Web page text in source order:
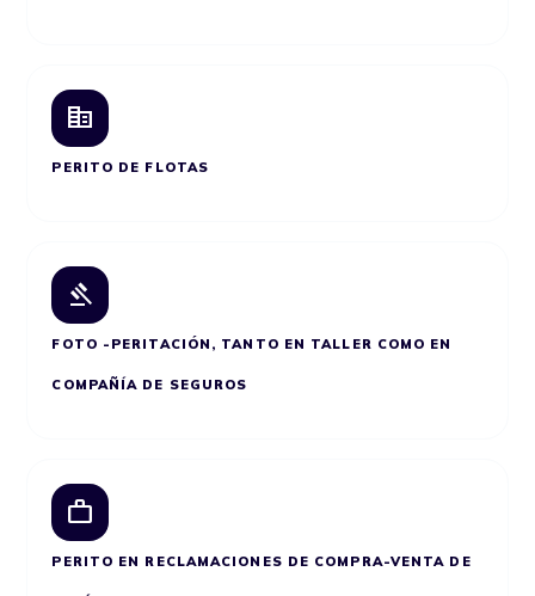
corporate_fare
PERITO DE FLOTAS
gavel
FOTO -PERITACIÓN, TANTO EN TALLER COMO EN
COMPAÑÍA DE SEGUROS
work
PERITO EN RECLAMACIONES DE COMPRA-VENTA DE